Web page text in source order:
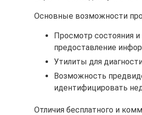
Основные возможности
Просмотр состояния
предоставление
Утилиты для
Возможность
идентифицировать
Отличия бесплатного и